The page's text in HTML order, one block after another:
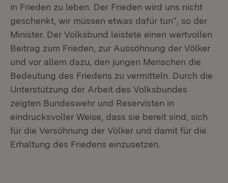
in Frieden zu leben. Der Frieden wird uns nicht
geschenkt, wir müssen etwas dafür tun“, so der
Minister. Der Volksbund leistete einen wertvollen
Beitrag zum Frieden, zur Aussöhnung der Völker
und vor allem dazu, den jungen Menschen die
Bedeutung des Friedens zu vermitteln. Durch die
Unterstützung der Arbeit des Volksbundes
zeigten Bundeswehr und Reservisten in
eindrucksvoller Weise, dass sie bereit sind, sich
für die Versöhnung der Völker und damit für die
Erhaltung des Friedens einzusetzen.